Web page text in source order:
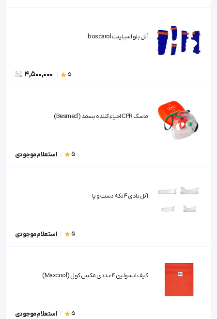
آتل بلو اسپلینت boscarol
5
4,500,000
ماسک CPR احیاء کننده بسمد (Besmed)
5 استعلام موجودی
آتل بادی 4 تکه دست و پا
5 استعلام موجودی
کیف انسولین 4 عددی مکس کول (Maxcool)
5 استعلام موجودی